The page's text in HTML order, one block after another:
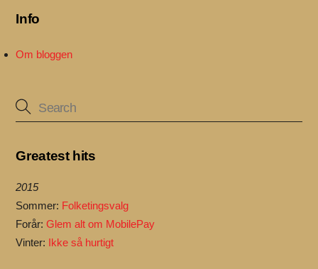
Info
Om bloggen
Greatest hits
2015
Sommer: Folketingsvalg
Forår:Glem alt om MobilePay
Vinter: Ikke så hurtigt